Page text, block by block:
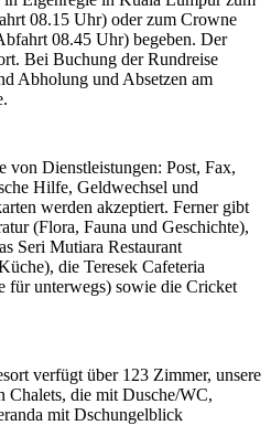
08.15 Uhr) oder zum Crowne
08.45 Uhr) begeben. Der
Bei Buchung der Rundreise
Abholung und Absetzen am
von Dienstleistungen: Post, Fax,
Hilfe, Geldwechsel und
werden akzeptiert. Ferner gibt
(Flora, Fauna und Geschichte),
Seri Mutiara Restaurant
die Teresek Cafeteria
für unterwegs) sowie die Cricket
verfügt über 123 Zimmer, unsere
Chalets, die mit Dusche/WC,
mit Dschungelblick